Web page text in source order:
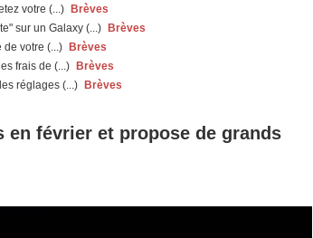
votre (...)
Brèves
sur un Galaxy (...)
Brèves
de votre (...)
Brèves
frais de (...)
Brèves
réglages (...) Brèves
février et propose de grands